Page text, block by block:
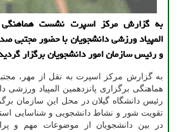
به گزارش مركز اسپرت نشست هماهنگی
المپیاد ورزشی دانشجویان با حضور مجتبی
و رئیس سازمان امور دانشجویان برگزار
به گزارش مركز اسپرت به نقل از مهر،
هماهنگی برگزاری پانزدهمین المپیاد ورزشی
رئیس دانشگاه گیلان در محل این سازمان
تقویت شور و نشاط دانشجویی و شناسایی
در بین دانشجویان از موضوعات مهم و